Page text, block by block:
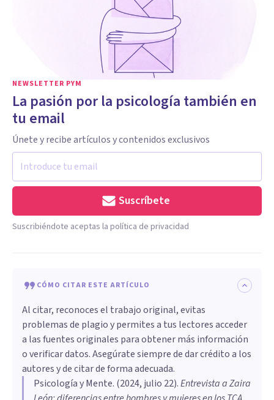
NEWSLETTER PYM
La pasión por la psicología también en
tu email
Únete y recibe artículos y contenidos exclusivos
Suscríbete
Suscribiéndote aceptas la política de privacidad
CÓMO CITAR ESTE ARTÍCULO
Al citar, reconoces el trabajo original, evitas
problemas de plagio y permites a tus lectores acceder
a las fuentes originales para obtener más información
o verificar datos. Asegúrate siempre de dar crédito a los
autores y de citar de forma adecuada.
Psicología y Mente. (2024, julio 22).Entrevista a Zaira